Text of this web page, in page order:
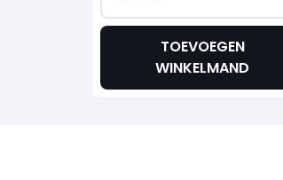
TOEVOEGEN
WINKELMAND